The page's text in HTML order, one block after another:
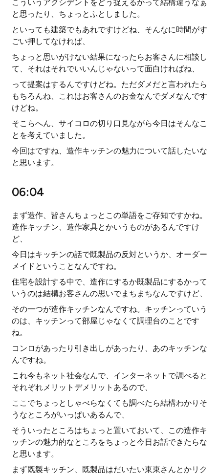
こういうアクシデントをどう捉えるかって結構違うなぁ
と思ったり、ちょっとふとしました。
といっても建築でもあれですけどね、そんなに時間がす
ごい押してなければ、
ちょっと思いがけない結果になったらお客さんに相談し
て、それはそれでいいんじゃないって面白ければね、
って提案はするんですけどね。ただダメだと言われたら
もちろんね、これはお客さんのお金なんでダメなんです
けどね。
そこらへん、サイコロの切り口見ながら今日はそんなこ
とを考えていました。
今回はですね、造作キッチンの魅力について話したいな
と思います。
06:04
まず造作、皆さんちょっとこの単語をご存知ですかね。
造作キッチン、造作家具とかいうものがあるんですけ
ど、
今日はキッチンの話で既製品の反対というか、オーダー
メイドということなんですね。
住宅を設計する中で、造作にするか既製品にするかって
いうのは結構お客さんの思いでまちまちなんですけど、
その一つが造作キッチンなんですね。キッチンっていう
のは、キッチンって部屋じゃなくて調理台のことです
ね。
コンロがあったり引き出しがあったり、あのキッチンな
んですね。
これ今もネット社会なんで、インターネットで調べると
それぞれメリットデメリットあるので、
ここでちょっとしゃべらなくても調べたら結構わかりそ
うなところがいっぱいあるんで、
そういったところはちょっと置いておいて、この造作キ
ッチンの魅力的なところをちょっと今日お話できたらな
と思います。
まず既製キッチン、既製品はだいたい東東さんとかリク